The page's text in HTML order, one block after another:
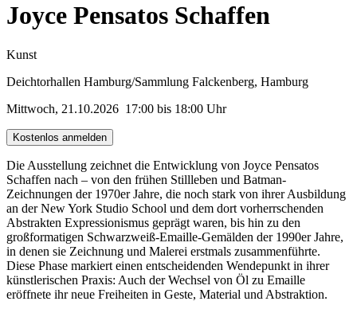
Joyce Pensatos Schaffen
Kunst
Deichtorhallen Hamburg/Sammlung Falckenberg, Hamburg
Mittwoch, 21.10.2026 17:00 bis 18:00 Uhr
Kostenlos anmelden
Die Ausstellung zeichnet die Entwicklung von Joyce Pensatos
Schaffen nach – von den frühen Stillleben und Batman-
Zeichnungen der 1970er Jahre, die noch stark von ihrer Ausbildung
an der New York Studio School und dem dort vorherrschenden
Abstrakten Expressionismus geprägt waren, bis hin zu den
großformatigen Schwarzweiß-Emaille-Gemälden der 1990er Jahre,
in denen sie Zeichnung und Malerei erstmals zusammenführte.
Diese Phase markiert einen entscheidenden Wendepunkt in ihrer
künstlerischen Praxis: Auch der Wechsel von Öl zu Emaille
eröffnete ihr neue Freiheiten in Geste, Material und Abstraktion.